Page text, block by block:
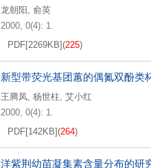
龙朝阳 , 俞英
2000, 0(4): 1.
PDF[2269KB](225)
新型带荧光基团蕙的偶氮双酚类
王腾凤, 杨世柱, 艾小红
2000, 0(4): 1.
PDF[142KB](264)
洋紫荆幼苗凝集素含量分布的研